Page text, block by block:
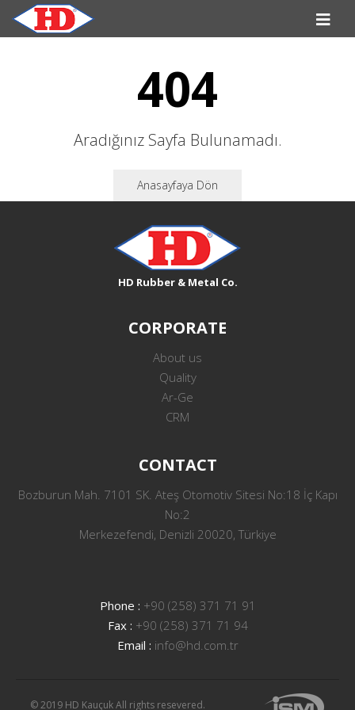
404
Aradığınız Sayfa Bulunamadı.
Anasayfaya Dön
HD Rubber & Metal Co.
CORPORATE
About us
Quality
Ar-Ge
CRM
CONTACT
Bozburun Mah. 7101 SK. Ateş Otomotiv Sitesi No:18 İç Kapı
No:2
Merkezefendi, Denizli 20020, Türkiye
Phone : +90 (258) 371 71 91
Fax : +90 (258) 371 71 94
Email : info@hd.com.tr
© 2019 HD Kauçuk All rights resevered.